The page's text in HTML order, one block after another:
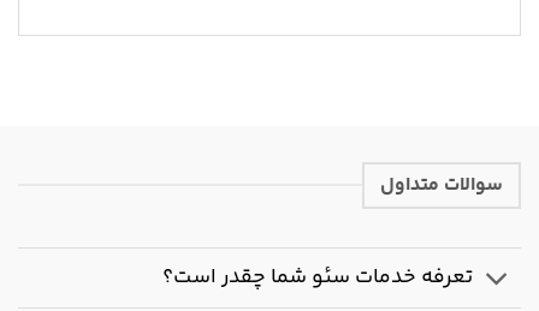
سوالات متداول
تعرفه خدمات سئو شما چقدر است؟